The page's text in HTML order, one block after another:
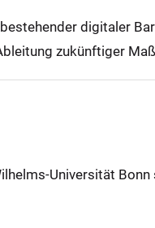
digitaler
zukünftiger
Universität